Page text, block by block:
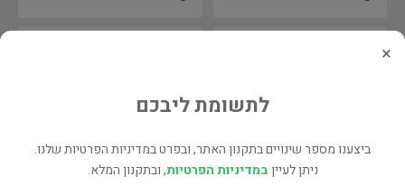
×
לתשומת ליבכם
ביצענו מספר שינויים בתקנון האתר, ובפרט במדיניות הפרטיות שלנו.
ניתן לעייןבמדיניות הפרטיות, ובתקנון המלא.